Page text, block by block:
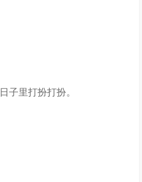
子里打扮打扮。